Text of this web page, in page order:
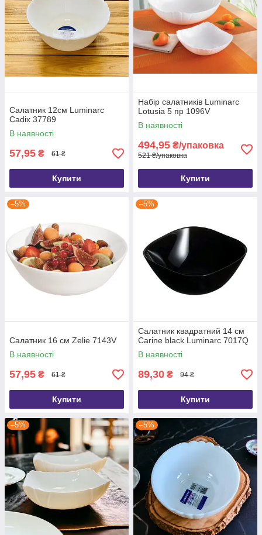
Салатник 12см Luminarc
Cadix 37789
В наявності
57,95 ₴ 61 ₴
Купити
Набір салатників Luminarc
Lotusia 5 пр 1096V
В наявності
494,95 ₴/упаковка
521 ₴/упаковка
Купити
–5%
Салатник 16 см Zelie 7143V
В наявності
57,95 ₴ 61 ₴
Купити
–5%
Салатник квадратний 14 см
Carine black Luminarc 7017Q
В наявності
89,30 ₴ 94 ₴
Купити
–5% –5%